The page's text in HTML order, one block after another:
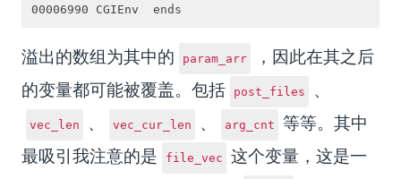
溢出的数组为其中的 param_arr
，因此在其之后
的变量都可能被覆盖。包括
post_files 、
vec_len 、 vec_cur_len 、 arg_cnt
等等。其中
最吸引我注意的是
file_vec
这个变量，这是一